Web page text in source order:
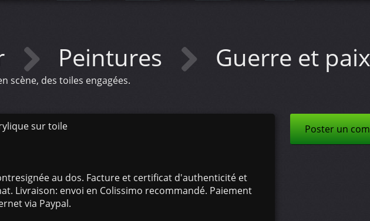
Peintures Guerre et
scène, des toiles engagées.
sur toile
au dos. Facture et certificat d'authenticité et
Livraison: envoi en Colissimo recommandé. Paiement
via Paypal.
Poster un